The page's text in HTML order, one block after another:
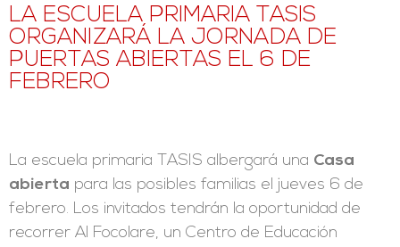
LA ESCUELA PRIMARIA TASIS
ORGANIZARÁ LA JORNADA DE
PUERTAS ABIERTAS EL 6 DE
FEBRERO
La escuela primaria TASIS albergará una Casa
abierta para las posibles familias el jueves 6 de
febrero. Los invitados tendrán la oportunidad de
recorrer Al Focolare, un Centro de Educación